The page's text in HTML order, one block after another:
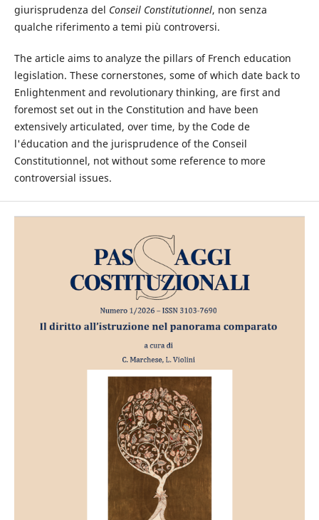
giurisprudenza del Conseil Constitutionnel, non senza
qualche riferimento a temi più controversi.
The article aims to analyze the pillars of French education
legislation. These cornerstones, some of which date back to
Enlightenment and revolutionary thinking, are first and
foremost set out in the Constitution and have been
extensively articulated, over time, by the Code de
l'éducation and the jurisprudence of the Conseil
Constitutionnel, not without some reference to more
controversial issues.